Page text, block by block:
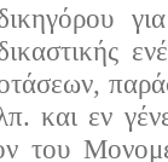
και εν
του